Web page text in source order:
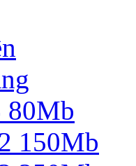
80Mb
150Mb